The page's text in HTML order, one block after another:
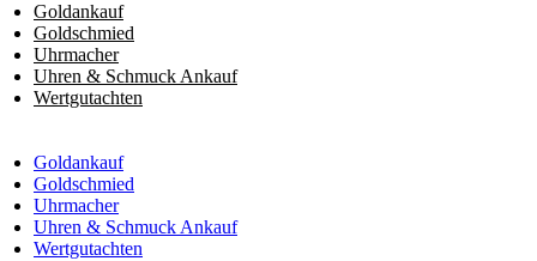
Goldankauf
Goldschmied
Uhrmacher
Uhren & Schmuck Ankauf
Wertgutachten
Goldankauf
Goldschmied
Uhrmacher
Uhren & Schmuck Ankauf
Wertgutachten